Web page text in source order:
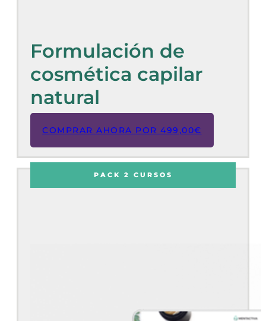
Formulación de
cosmética capilar
natural
COMPRAR AHORA POR 499,00€
PACK 2 CURSOS